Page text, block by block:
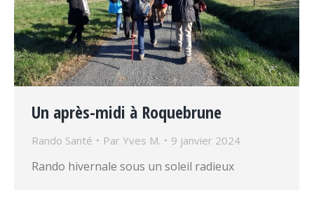
Un après-midi à Roquebrune
Rando Santé Par Yves M. 9 janvier 2024
Rando hivernale sous un soleil radieux